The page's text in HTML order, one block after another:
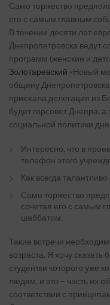
Само торжество
его с самым главным
В течении десяти лет
Днепропетровска ведут
программ (женские и
Золотаревский «Новый
общину
приехала делегация из
будет горсовет Днепра,
социальной политики
Интересно, что в
телефон этого
Как всегда
Само торжество
сочетая его с самым
шаббатом.
Такие встречи
возраста. Я хочу
студентки которого уже
людям, и это – часть их
соответствии с